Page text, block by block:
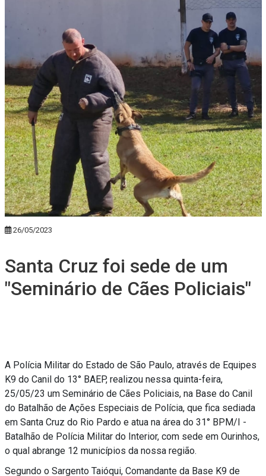
26/05/2023
Santa Cruz foi sede de um
"Seminário de Cães Policiais"
A Polícia Militar do Estado de São Paulo, através de Equipes
K9 do Canil do 13° BAEP, realizou nessa quinta-feira,
25/05/23 um Seminário de Cães Policiais, na Base do Canil
do Batalhão de Ações Especiais de Polícia, que fica sediada
em Santa Cruz do Rio Pardo e atua na área do 31° BPM/I -
Batalhão de Polícia Militar do Interior, com sede em Ourinhos,
o qual abrange 12 municípios da nossa região.
Segundo o Sargento Taióqui, Comandante da Base K9 de